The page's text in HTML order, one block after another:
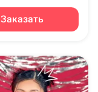
Заказать